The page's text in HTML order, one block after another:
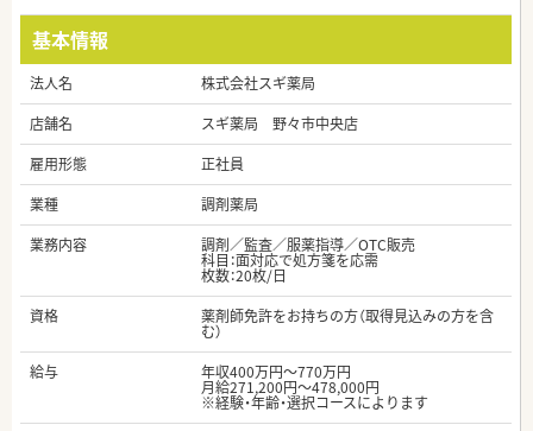
基本情報
法人名
株式会社スギ薬局
店舗名
スギ薬局 野々市中央店
雇用形態
正社員
業種
調剤薬局
業務内容
調剤／監査／服薬指導／OTC販売
科目：面対応で処方箋を応需
枚数：20枚/日
資格
薬剤師免許をお持ちの方（取得見込みの方を含
む）
給与
年収400万円～770万円
月給271,200円～478,000円
※経験・年齢・選択コースによります